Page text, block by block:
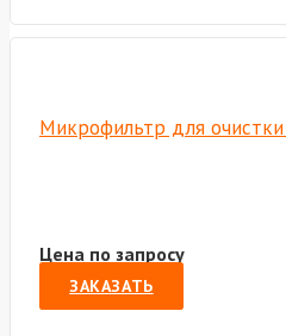
Микрофильтр для очистки
Цена по запросу
ЗАКАЗАТЬ